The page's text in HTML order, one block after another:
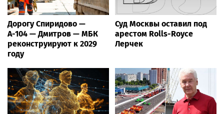
Дорогу Спиридово —
А-104 — Дмитров — МБК
реконструируют к 2029
году
Суд Москвы оставил под
арестом Rolls-Royce
Лерчек